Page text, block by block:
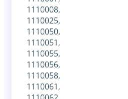
1110008,
1110025,
1110050,
1110051,
1110055,
1110056,
1110058,
1110061,